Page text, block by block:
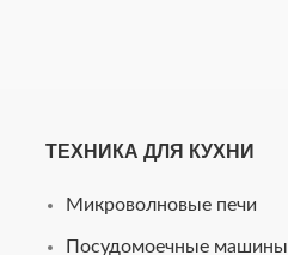
ТЕХНИКА ДЛЯ КУХНИ
Микроволновые печи
Посудомоечные машины